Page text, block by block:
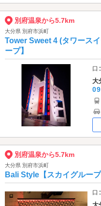
別府温泉から5.7km
大分県 別府市浜町
Tower Sweet 4 (タワース
ープ】
口
大
別府温泉から5.7km
大分県 別府市浜町
Bali Style【スカイグループ
口